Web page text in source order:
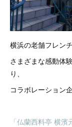
横浜の老舗フレン
さまざまな感動体
り、
コラボレーション
「仏蘭西料亭 横